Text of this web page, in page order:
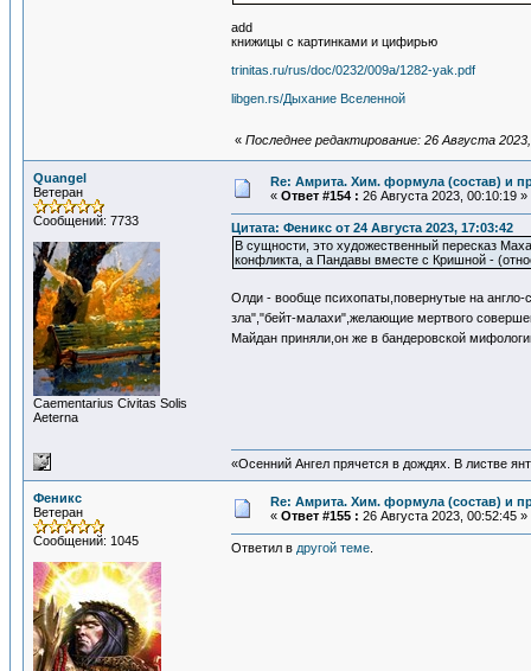
add
книжицы с картинками и цифирью
trinitas.ru/rus/doc/0232/009a/1282-yak.pdf
libgen.rs/Дыхание Вселенной
« Последнее редактирование: 26 Августа
Quangel
Ветеран
Сообщений: 7733
Сaementarius Civitas Solis
Aeterna
Re: Амрита. Хим. формула (состав) и
« Ответ #154 : 26 Августа 2023, 00:10:19 »
Цитата: Феникс от 24 Августа 2023, 17:03:42
В сущности, это художественный пересказ
конфликта, а Пандавы вместе с Кришной -
Олди - вообще психопаты,повернутые на
зла","бейт-малахи",желающие мертвого
Майдан приняли,он же в бандеровской
«Осенний Ангел прячется в дождях. В листве
Феникс
Ветеран
Сообщений: 1045
Re: Амрита. Хим. формула (состав) и
« Ответ #155 : 26 Августа 2023, 00:52:45 »
Ответил в другой теме